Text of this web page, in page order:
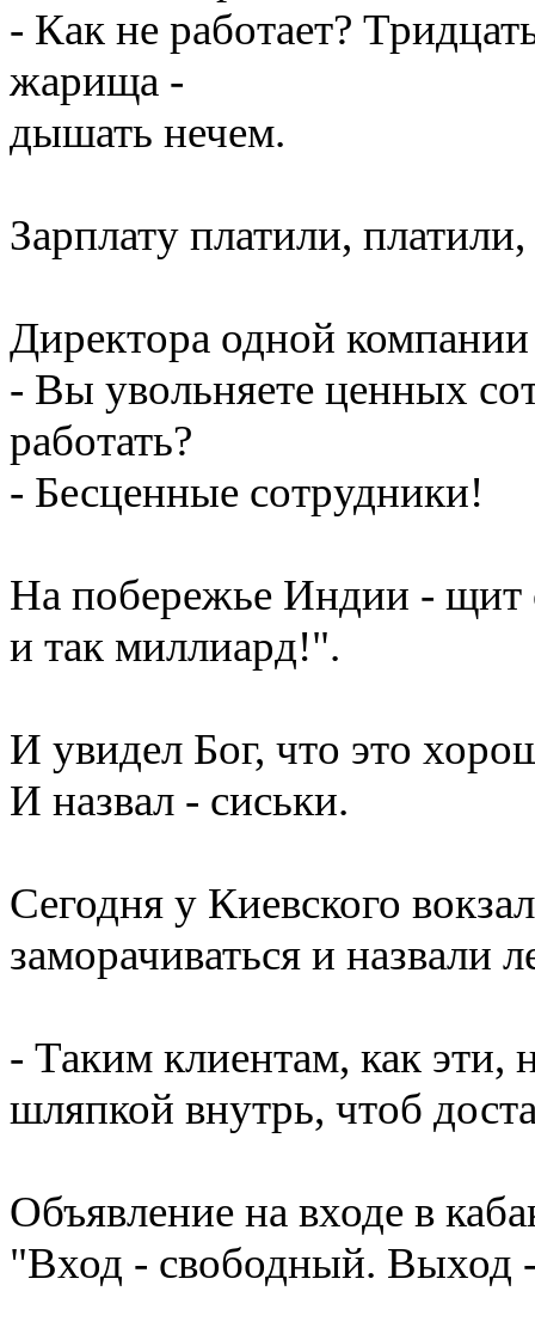
- Как не работает?
жарища -
дышать нечем.
Зарплату платили,
Директора одной
- Вы увольняете ценных
работать?
- Бесценные сотрудники!
На побережье Индии - щит
и так миллиард!".
И увидел Бог, что это
И назвал - сиськи.
Сегодня у Киевского
заморачиваться и
- Таким клиентам, как эти,
шляпкой внутрь, чтоб
Объявление на входе в
"Вход - свободный. Выход